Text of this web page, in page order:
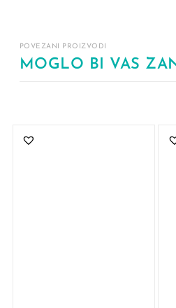
POVEZANI PROIZVODI
MOGLO BI VAS